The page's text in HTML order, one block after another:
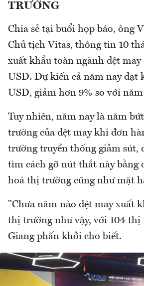
TRƯỜNG
Chia sẻ tại buổi họp báo, ông
Chủ tịch Vitas, thông tin 10
xuất khẩu toàn ngành dệt
USD. Dự kiến cả năm nay đạt
USD, giảm hơn 9% so với
Tuy nhiên, năm nay là năm
trường của dệt may khi đơn
trường truyền thống giảm sút,
tìm cách gỡ nút thắt này bằng
hoá thị trường cũng như mặt
"Chưa năm nào dệt may xuất
thị trường như vậy, với 104 thị
Giang phấn khởi cho biết.